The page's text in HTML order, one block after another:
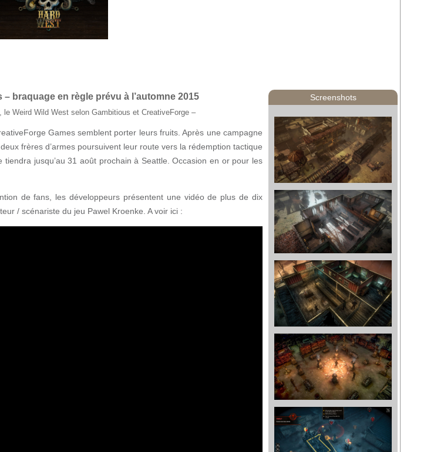
braquage en règle prévu à l’automne 2015
Weird Wild West selon Gambitious et CreativeForge –
Games semblent porter leurs fruits. Après une campagne
frères d’armes poursuivent leur route vers la rédemption tactique
jusqu’au 31 août prochain à Seattle. Occasion en or pour les
de fans, les développeurs présentent une vidéo de plus de dix
/ scénariste du jeu Pawel Kroenke. A voir ici :
Screenshots